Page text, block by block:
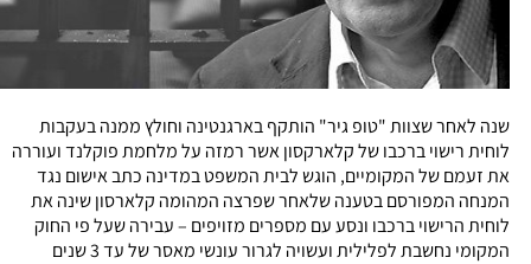
שנה לאחר שצוות "טופ גיר" הותקף בארגנטינה וחולץ ממנה בעקבות
לוחית רישוי ברכבו של קלארקסון אשר רמזה על מלחמת פוקלנד ועוררה
את זעמם של המקומיים, הוגש לבית המשפט במדינה כתב אישום נגד
המנחה המפורסם בטענה שלאחר שפרצה המהומה קלארסון שינה את
לוחית הרישוי ברכבו ונסע עם מספרים מזויפים – עבירה שעל פי החוק
המקומי נחשבת לפלילית ועשויה לגרור עונשי מאסר של עד 3 שנים